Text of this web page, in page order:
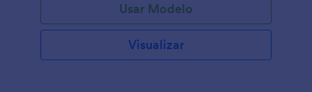
Usar Modelo
Visualizar